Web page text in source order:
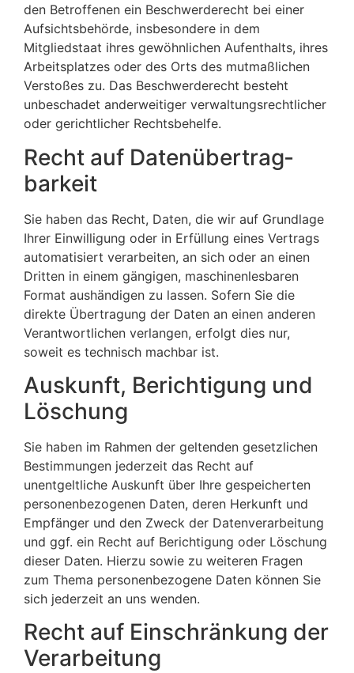
den Betroffenen ein Beschwerderecht bei einer
Aufsichtsbehörde, insbesondere in dem
Mitgliedstaat ihres gewöhnlichen Aufenthalts, ihres
Arbeitsplatzes oder des Orts des mutmaßlichen
Verstoßes zu. Das Beschwerderecht besteht
unbeschadet anderweitiger verwaltungsrechtlicher
oder gerichtlicher Rechtsbehelfe.
Recht auf Daten­übertrag­
barkeit
Sie haben das Recht, Daten, die wir auf Grundlage
Ihrer Einwilligung oder in Erfüllung eines Vertrags
automatisiert verarbeiten, an sich oder an einen
Dritten in einem gängigen, maschinenlesbaren
Format aushändigen zu lassen. Sofern Sie die
direkte Übertragung der Daten an einen anderen
Verantwortlichen verlangen, erfolgt dies nur,
soweit es technisch machbar ist.
Auskunft, Berichtigung und
Löschung
Sie haben im Rahmen der geltenden gesetzlichen
Bestimmungen jederzeit das Recht auf
unentgeltliche Auskunft über Ihre gespeicherten
personenbezogenen Daten, deren Herkunft und
Empfänger und den Zweck der Datenverarbeitung
und ggf. ein Recht auf Berichtigung oder Löschung
dieser Daten. Hierzu sowie zu weiteren Fragen
zum Thema personenbezogene Daten können Sie
sich jederzeit an uns wenden.
Recht auf Einschränkung der
Verarbeitung